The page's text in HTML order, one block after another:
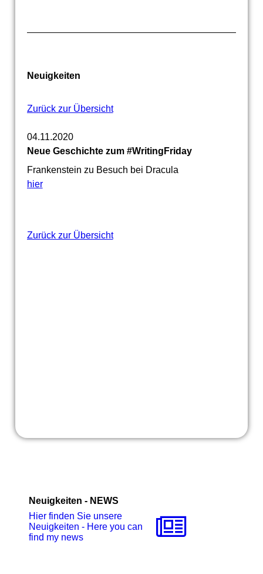
Neuigkeiten
Zurück zur Übersicht
04.11.2020
Neue Geschichte zum #WritingFriday
Frankenstein zu Besuch bei Dracula
hier
Zurück zur Übersicht
Neuigkeiten - NEWS
Hier finden Sie unsere
Neuigkeiten - Here you can
find my news